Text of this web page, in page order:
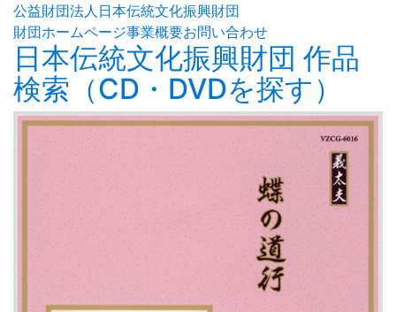
公益財団法人日本伝統文化振興財団
財団ホームページ事業概要お問い合わせ
日本伝統文化振興財団 作品
検索（CD・DVDを探す）